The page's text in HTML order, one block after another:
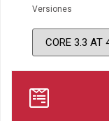
Versiones